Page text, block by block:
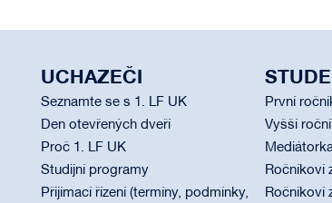
UCHAZEČI
Seznamte se s 1. LF UK
Den otevřených dveří
Proč 1. LF UK
Studijní programy
Přijímací řízení (termíny, podmínky,
První
Vyšší
Ročníkoví
Ročníkoví